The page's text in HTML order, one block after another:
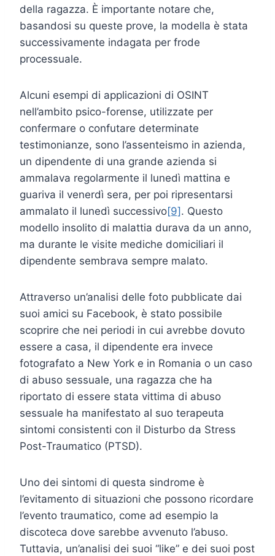
della ragazza. È importante notare che,
basandosi su queste prove, la modella è stata
successivamente indagata per frode
processuale.
Alcuni esempi di applicazioni di OSINT
nell’ambito psico-forense, utilizzate per
confermare o confutare determinate
testimonianze, sono l’assenteismo in azienda,
un dipendente di una grande azienda si
ammalava regolarmente il lunedì mattina e
guariva il venerdì sera, per poi ripresentarsi
ammalato il lunedì successivo[9] . Questo
modello insolito di malattia durava da un anno,
ma durante le visite mediche domiciliari il
dipendente sembrava sempre malato.
Attraverso un’analisi delle foto pubblicate dai
suoi amici su Facebook, è stato possibile
scoprire che nei periodi in cui avrebbe dovuto
essere a casa, il dipendente era invece
fotografato a New York e in Romania o un caso
di abuso sessuale, una ragazza che ha
riportato di essere stata vittima di abuso
sessuale ha manifestato al suo terapeuta
sintomi consistenti con il Disturbo da Stress
Post-Traumatico (PTSD).
Uno dei sintomi di questa sindrome è
l’evitamento di situazioni che possono ricordare
l’evento traumatico, come ad esempio la
discoteca dove sarebbe avvenuto l’abuso.
Tuttavia, un’analisi dei suoi “like” e dei suoi post